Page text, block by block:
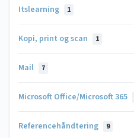
Itslearning 1
Kopi, print og scan 1
Mail 7
Microsoft Office/Microsoft 365
Referencehåndtering 9